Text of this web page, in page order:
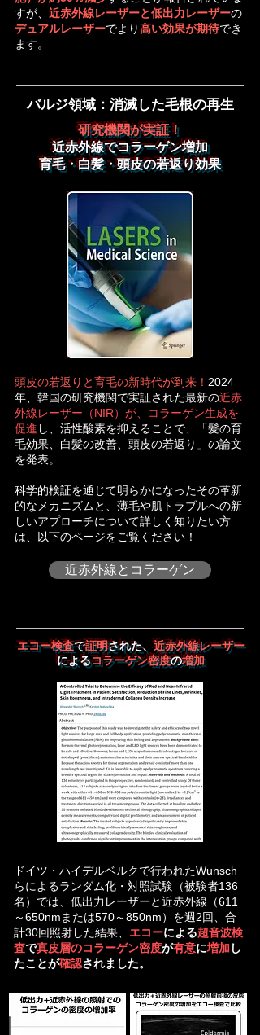
すが、 近赤外線レーザーと低出力レーザーの
デュアルレーザーでより高い効果が期待でき
ます。
バルジ領域：消滅した毛根の再生
研究機関が実証！
近赤外線でコラーゲン増加
育毛・白髪・頭皮の若返り効果
頭皮の若返りと育毛の新時代が到来！ 2024
年、韓国の研究機関で実証された最新の近赤
外線レーザー（NIR）が、コラーゲン生成を
促進 し、活性酸素を抑えることで、「髪の育
毛効果、白髪の改善、頭皮の若返り」の論文
を発表。
科学的検証を通じて明らかになったその革新
的なメカニズムと、薄毛や肌トラブルへの新
しいアプローチについて詳しく知りたい方
は、以下のページをご覧ください！
近赤外線とコラーゲン
エコー検査で証明された、近赤外線レーザー
によるコラーゲン密度の増加
ドイツ・ハイデルベルクで行われたWunsch
らによるランダム化・対照試験（被験者136
名）では、低出力レーザーと近赤外線（611
～650nmまたは570～850nm）を週2回、合
計30回照射した結果、 エコーによる超音波検
査で真皮層のコラーゲン密度が有意に増加し
たことが確認されました。